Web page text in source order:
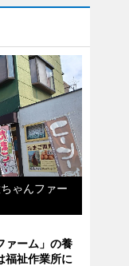
ゃんファー
ァーム」の養
福祉作業所に